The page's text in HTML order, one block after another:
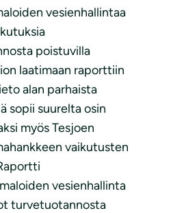
vesienhallintaa
poistuvilla
laatimaan raporttiin
alan parhaista
sopii suurelta osin
myös Tesjoen
vaikutusten
vesienhallinta
turvetuotannosta